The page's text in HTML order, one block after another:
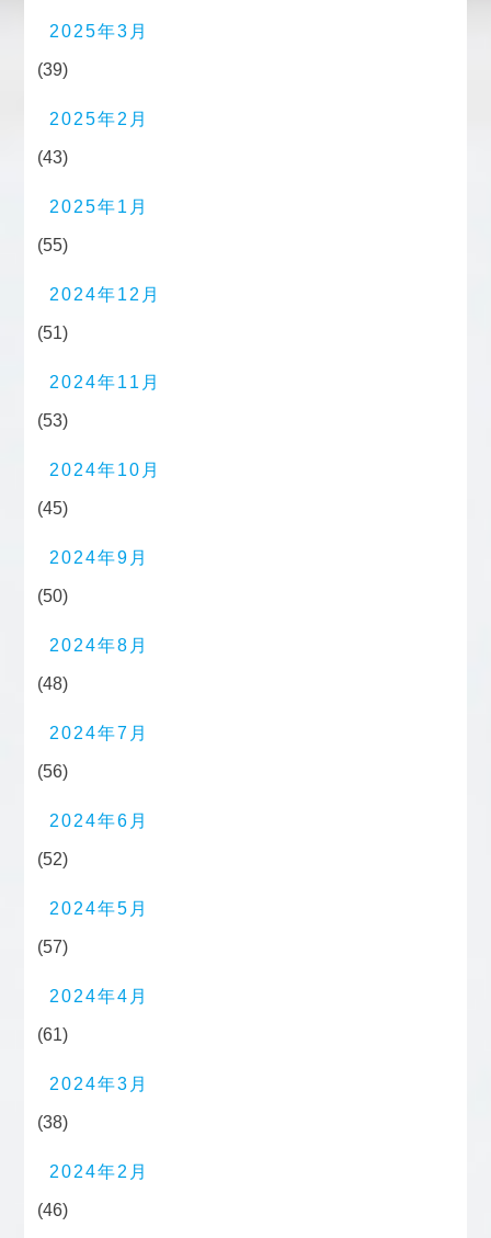
2025年3月
(39)
2025年2月
(43)
2025年1月
(55)
2024年12月
(51)
2024年11月
(53)
2024年10月
(45)
2024年9月
(50)
2024年8月
(48)
2024年7月
(56)
2024年6月
(52)
2024年5月
(57)
2024年4月
(61)
2024年3月
(38)
2024年2月
(46)